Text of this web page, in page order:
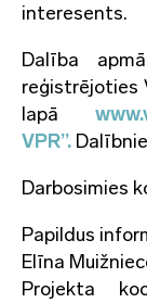
interesents.
Dalība
reģistrējoties
lapā
VPR”.
Darbosimies
Papildus
Elīna
Projekta